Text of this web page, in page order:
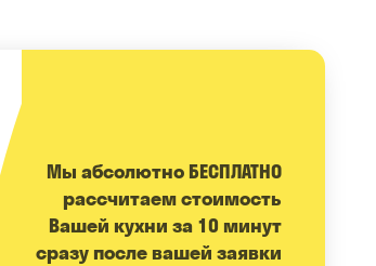
Мы абсолютно БЕСПЛАТНО
расcчитаем стоимость
Вашей кухни за 10 минут
сразу после вашей заявки